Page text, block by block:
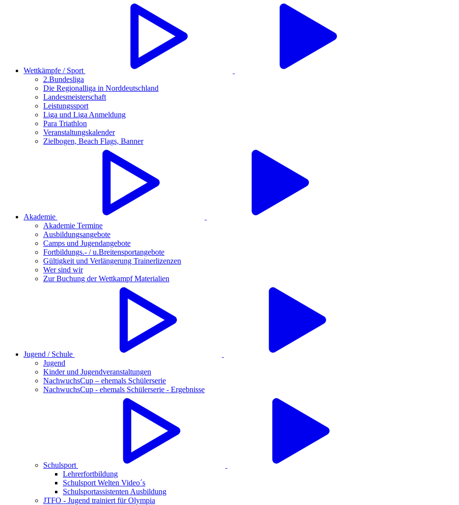
Wettkämpfe / Sport
2.Bundesliga
Die Regionalliga in Norddeutschland
Landesmeisterschaft
Leistungssport
Liga und Liga Anmeldung
Para Triathlon
Veranstaltungskalender
Zielbogen, Beach Flags, Banner
Akademie
Akademie Termine
Ausbildungsangebote
Camps und Jugendangebote
Fortbildungs.- / u.Breitensportangebote
Gültigkeit und Verlängerung Trainerlizenzen
Wer sind wir
Zur Buchung der Wettkampf Materialien
Jugend / Schule
Jugend
Kinder und Jugendveranstaltungen
NachwuchsCup – ehemals Schülerserie
NachwuchsCup - ehemals Schülerserie - Ergebnisse
Schulsport
Lehrerfortbildung
Schulsport Welten Video´s
Schulsportassistenten Ausbildung
JTFO - Jugend trainiert für Olympia